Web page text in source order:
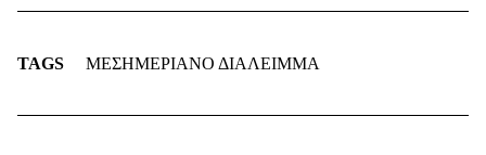
TAGS ΜΕΣΗΜΕΡΙΑΝΟ ΔΙΑΛΕΙΜΜΑ